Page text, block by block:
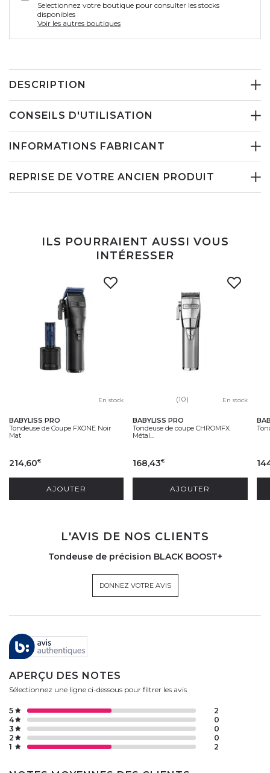
Selectionnez votre boutique pour consulter les stocks
disponibles
Voir les autres boutiques
DESCRIPTION
CONSEILS D'UTILISATION
INFORMATIONS FABRICANT
REPRISE DE VOTRE ANCIEN PRODUIT
ILS POURRAIENT AUSSI VOUS
INTÉRESSER
En stock
BABYLISS PRO
Tondeuse de Coupe FXONE Noir
Mat
214,60€
AJOUTER
(10) En stock
BABYLISS PRO
Tondeuse de coupe CHROMFX
Métal...
168,43€
AJOUTER
L'AVIS DE NOS CLIENTS
Tondeuse de précision BLACK BOOST+
DONNEZ VOTRE AVIS
APERÇU DES NOTES
Sélectionnez une ligne ci-dessous pour filtrer les avis
1 2
2 0
3 0
4 0
5 2